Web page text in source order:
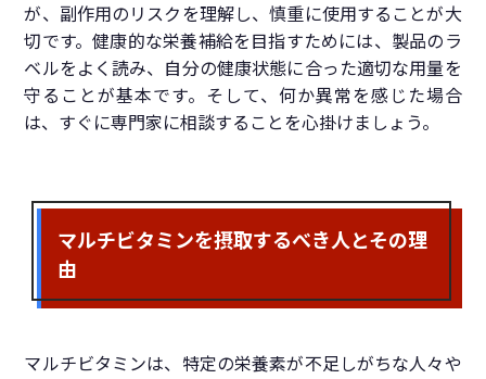
が、副作用のリスクを理解し、慎重に使用することが大
切です。健康的な栄養補給を目指すためには、製品のラ
ベルをよく読み、自分の健康状態に合った適切な用量を
守ることが基本です。そして、何か異常を感じた場合
は、すぐに専門家に相談することを心掛けましょう。
マルチビタミンを摂取するべき人とその理
由
マルチビタミンは、特定の栄養素が不足しがちな人々や